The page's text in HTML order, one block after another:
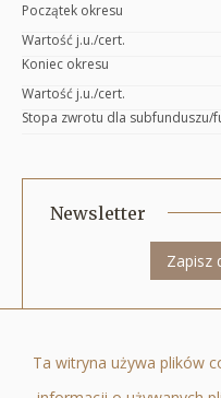
Początek okresu
Wartość j.u./cert.
Koniec okresu
Wartość j.u./cert.
Stopa zwrotu dla subfunduszu/
Newsletter
Zapisz
Świat 6/12, 00-400 Warszawa,
Ta witryna używa plików